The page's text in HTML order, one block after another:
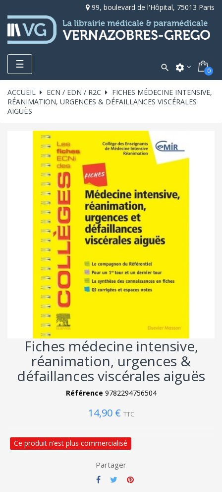
99, boulevard de l'Hôpital, 75013 Paris
Toggle
navigation
☰  settings 0
ACCUEIL ECN / EDN / R2C
FICHES MÉDECINE INTENSIVE,
RÉANIMATION, URGENCES & DÉFAILLANCES VISCÉRALES
AIGUËS
Fiches médecine intensive,
réanimation, urgences &
défaillances viscérales aiguës
Référence 9782294756504
14,90 € TTC
Ce produit n’est plus commercialisé
Partager